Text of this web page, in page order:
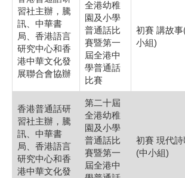
習社主辦，騰
訊、中華書
局、香港語言
研究中心和香
港中華文化發
展聯合會協辦
全港幼稚
園及小學
普通話比
賽暨第一
屆全港中
學普通話
比賽
初賽 講故事
小組)
香港普通話研
習社主辦，騰
訊、中華書
局、香港語言
研究中心和香
港中華文化發
第二十屆
全港幼稚
園及小學
普通話比
賽暨第一
屆全港中
初賽 現代詩
(中小組)